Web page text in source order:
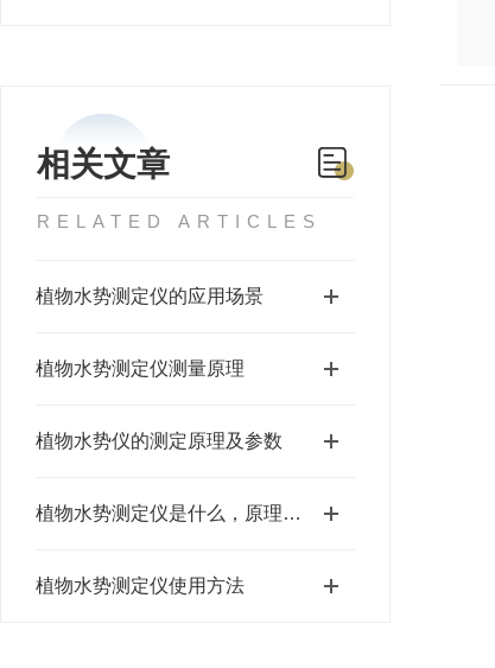
相关文章
RELATED ARTICLES
植物水势测定仪的应用场景
植物水势测定仪测量原理
植物水势仪的测定原理及参数
植物水势测定仪是什么，原理介绍
植物水势测定仪使用方法